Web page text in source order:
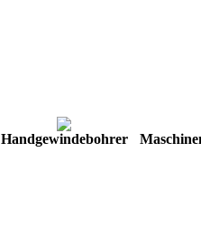
Handgewindebohrer